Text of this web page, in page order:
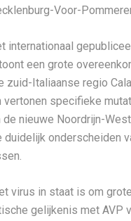
Voor-
internationaal
een grote
zuid-Italiaanse regio
vertonen specifieke
nieuwe Noordrijn-
duidelijk onderscheiden
virus in staat is om
gelijkenis met AVP